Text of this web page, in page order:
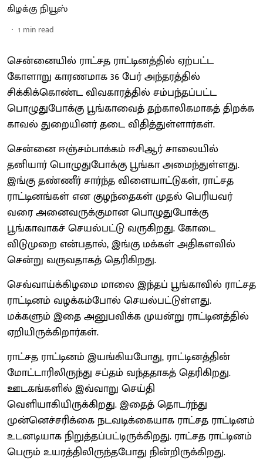
கிழக்கு நியூஸ்
1 min read
சென்னையில் ராட்சத ராட்டினத்தில் ஏற்பட்ட
கோளாறு காரணமாக 36 பேர் அந்தரத்தில்
சிக்கிக்கொண்ட விவகாரத்தில் சம்பந்தப்பட்ட
பொழுதுபோக்கு பூங்காவைத் தற்காலிகமாகத் திறக்க
காவல் துறையினர் தடை விதித்துள்ளார்கள்.
சென்னை ஈஞ்சம்பாக்கம் ஈசிஆர் சாலையில்
தனியார் பொழுதுபோக்கு பூங்கா அமைந்துள்ளது.
இங்கு தண்ணீர் சார்ந்த விளையாட்டுகள், ராட்சத
ராட்டினங்கள் என குழந்தைகள் முதல் பெரியவர்
வரை அனைவருக்குமான பொழுதுபோக்கு
பூங்காவாகச் செயல்பட்டு வருகிறது. கோடை
விடுமுறை என்பதால், இங்கு மக்கள் அதிகளவில்
சென்று வருவதாகத் தெரிகிறது.
செவ்வாய்க்கிழமை மாலை இந்தப் பூங்காவில் ராட்சத
ராட்டினம் வழக்கம்போல் செயல்பட்டுள்ளது.
மக்களும் இதை அனுபவிக்க முயன்று ராட்டினத்தில்
ஏறியிருக்கிறார்கள்.
ராட்சத ராட்டினம் இயங்கியபோது, ராட்டினத்தின்
மோட்டாரிலிருந்து சப்தம் வந்ததாகத் தெரிகிறது.
ஊடகங்களில் இவ்வாறு செய்தி
வெளியாகியிருக்கிறது. இதைத் தொடர்ந்து
முன்னெச்சரிக்கை நடவடிக்கையாக ராட்சத ராட்டினம்
உடனடியாக நிறுத்தப்பட்டிருக்கிறது. ராட்சத ராட்டினம்
பெரும் உயரத்திலிருந்தபோது நின்றிருக்கிறது.